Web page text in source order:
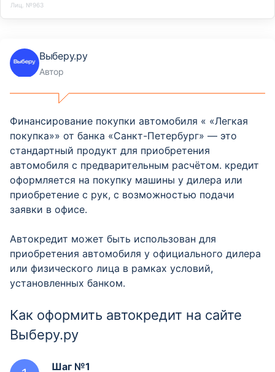
Лиц. №963
Выберу.ру
Автор
Финансирование покупки автомобиля « «Легкая
покупка»» от банка «Санкт-Петербург» — это
стандартный продукт для приобретения
автомобиля с предварительным расчётом. кредит
оформляется на покупку машины у дилера или
приобретение с рук, с возможностью подачи
заявки в офисе.
Автокредит может быть использован для
приобретения автомобиля у официального дилера
или физического лица в рамках условий,
установленных банком.
Как оформить автокредит на сайте
Выберу.ру
Шаг №1